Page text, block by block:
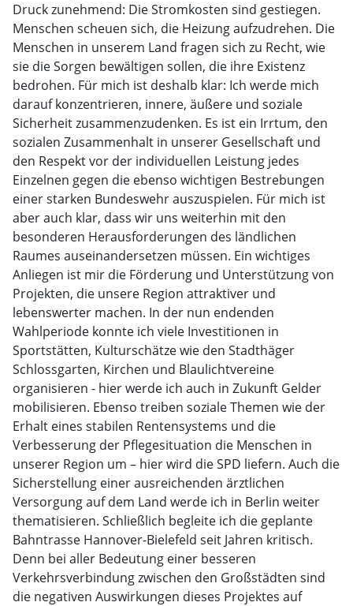
Druck zunehmend: Die Stromkosten sind gestiegen.
Menschen scheuen sich, die Heizung aufzudrehen. Die
Menschen in unserem Land fragen sich zu Recht, wie
sie die Sorgen bewältigen sollen, die ihre Existenz
bedrohen. Für mich ist deshalb klar: Ich werde mich
darauf konzentrieren, innere, äußere und soziale
Sicherheit zusammenzudenken. Es ist ein Irrtum, den
sozialen Zusammenhalt in unserer Gesellschaft und
den Respekt vor der individuellen Leistung jedes
Einzelnen gegen die ebenso wichtigen Bestrebungen
einer starken Bundeswehr auszuspielen. Für mich ist
aber auch klar, dass wir uns weiterhin mit den
besonderen Herausforderungen des ländlichen
Raumes auseinandersetzen müssen. Ein wichtiges
Anliegen ist mir die Förderung und Unterstützung von
Projekten, die unsere Region attraktiver und
lebenswerter machen. In der nun endenden
Wahlperiode konnte ich viele Investitionen in
Sportstätten, Kulturschätze wie den Stadthäger
Schlossgarten, Kirchen und Blaulichtvereine
organisieren - hier werde ich auch in Zukunft Gelder
mobilisieren. Ebenso treiben soziale Themen wie der
Erhalt eines stabilen Rentensystems und die
Verbesserung der Pflegesituation die Menschen in
unserer Region um – hier wird die SPD liefern. Auch die
Sicherstellung einer ausreichenden ärztlichen
Versorgung auf dem Land werde ich in Berlin weiter
thematisieren. Schließlich begleite ich die geplante
Bahntrasse Hannover-Bielefeld seit Jahren kritisch.
Denn bei aller Bedeutung einer besseren
Verkehrsverbindung zwischen den Großstädten sind
die negativen Auswirkungen dieses Projektes auf